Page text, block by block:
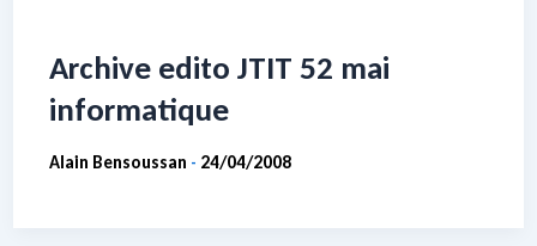
Archive edito JTIT 52 mai
informatique
Alain Bensoussan - 24/04/2008